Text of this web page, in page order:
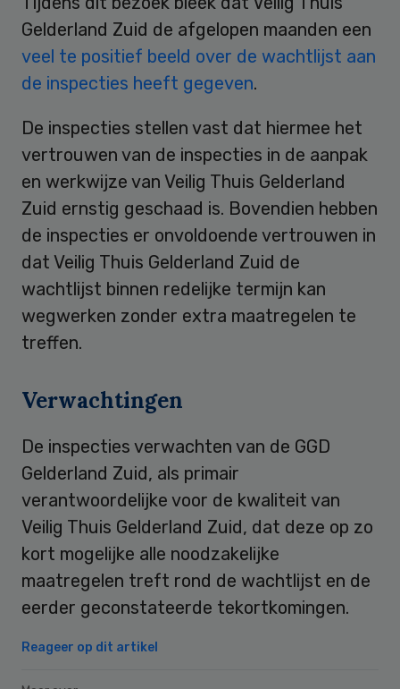
Gelderland Zuid de afgelopen maanden een
veel te positief beeld over de wachtlijst aan
de inspecties heeft gegeven.
De inspecties stellen vast dat hiermee het
vertrouwen van de inspecties in de aanpak
en werkwijze van Veilig Thuis Gelderland
Zuid ernstig geschaad is. Bovendien hebben
de inspecties er onvoldoende vertrouwen in
dat Veilig Thuis Gelderland Zuid de
wachtlijst binnen redelijke termijn kan
wegwerken zonder extra maatregelen te
treffen.
Verwachtingen
De inspecties verwachten van de GGD
Gelderland Zuid, als primair
verantwoordelijke voor de kwaliteit van
Veilig Thuis Gelderland Zuid, dat deze op zo
kort mogelijke alle noodzakelijke
maatregelen treft rond de wachtlijst en de
eerder geconstateerde tekortkomingen.
Reageer op dit artikel